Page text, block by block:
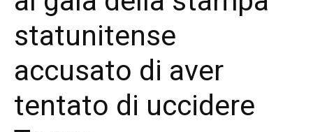
statunitense
accusato di aver
tentato di uccidere